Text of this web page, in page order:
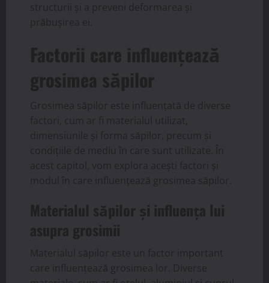
structurii și a preveni deformarea și
prăbușirea ei.
Factorii care influențează
grosimea săpilor
Grosimea săpilor este influențată de diverse
factori, cum ar fi materialul utilizat,
dimensiunile și forma săpilor, precum și
condițiile de mediu în care sunt utilizate. În
acest capitol, vom explora acești factori și
modul în care influențează grosimea săpilor.
Materialul săpilor și influența lui
asupra grosimii
Materialul săpilor este un factor important
care influențează grosimea lor. Diverse